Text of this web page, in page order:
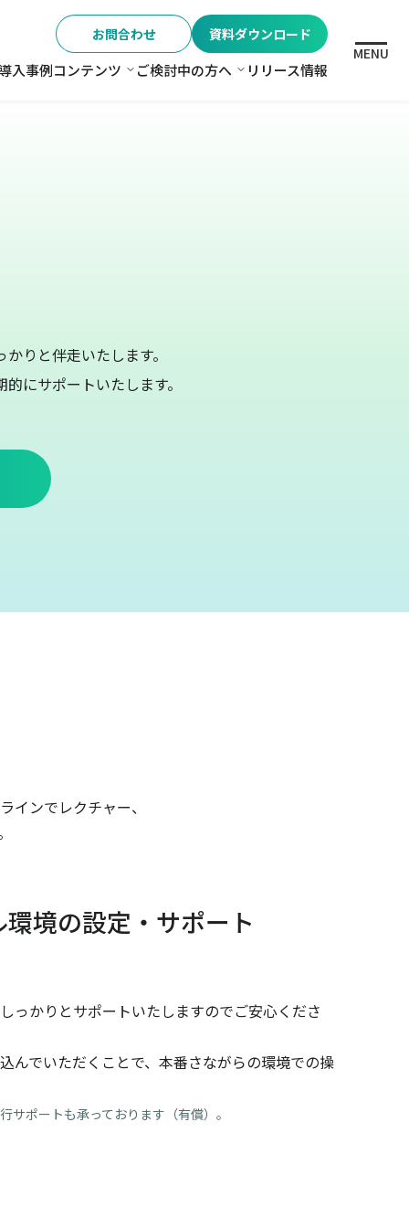
お問合わせ 資料ダウンロード
入事例コンテンツ コンテンツ
ご検討中の方へ ご検討中の方へ
リリース情報
MENU
りと伴走いたします。
にサポートいたします。
インでレクチャー、
環境の設定・サポート
っかりとサポートいたしますのでご安心くださ
んでいただくことで、本番さながらの環境での操
ポートも承っております（有償）。